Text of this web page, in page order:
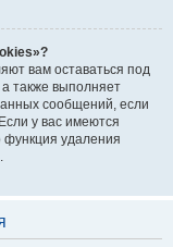
вам оставаться под
также выполняет
сообщений, если
у вас имеются
удаления